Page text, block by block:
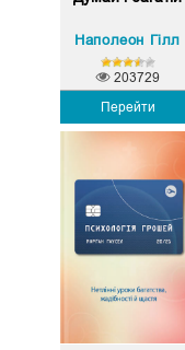
Наполеон Гілл
Перейти
203729